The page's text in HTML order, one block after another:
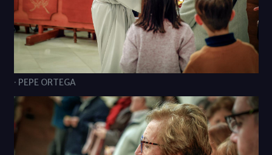
· PEPE ORTEGA